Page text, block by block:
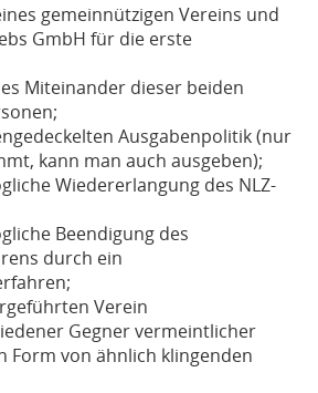
gemeinnützigen Vereins und
GmbH für die erste
Miteinander dieser beiden
Ausgabenpolitik (nur
kann man auch ausgeben);
Wiedererlangung des NLZ-
Beendigung des
durch ein
Verein
Gegner vermeintlicher
Form von ähnlich klingenden